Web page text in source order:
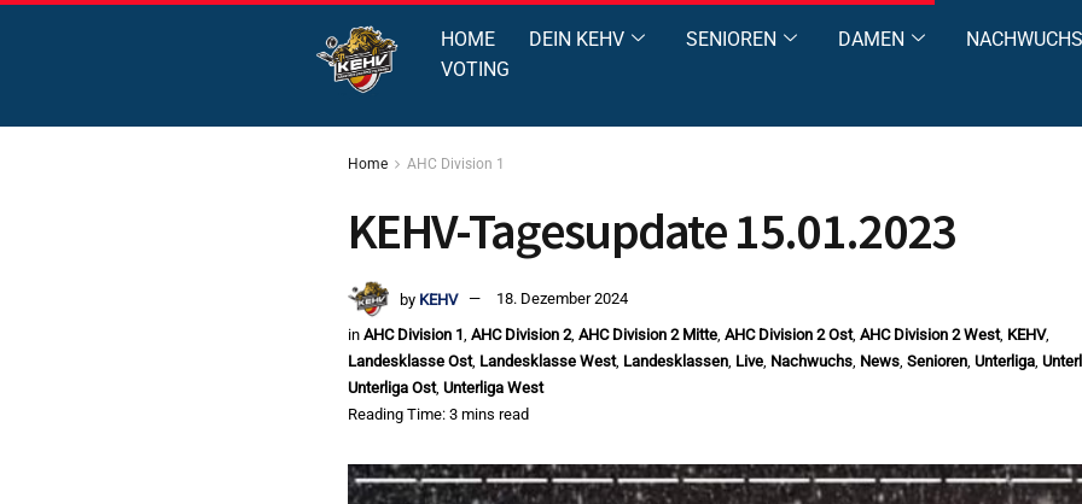
HOME DEIN KEHV SENIOREN DAMEN
NACHWUCHS
VOTING
Home AHC Division 1
KEHV-Tagesupdate 15.01.2023
by KEHV
18. Dezember 2024
in AHC Division 1 AHC Division 2, AHC Division 2 Mitte AHC Division 2 Ost, AHC Division 2 West, KEHV,
Landesklasse Ost, Landesklasse West, Landesklassen Live Nachwuchs News Senioren Unterliga
Unterliga Ost, Unterliga West
Reading Time: 3 mins read